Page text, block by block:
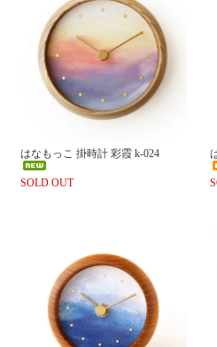
はなもっこ 掛時計 彩霞 k-024
SOLD OUT